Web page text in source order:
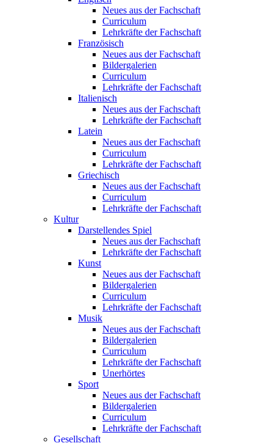
Neues aus der Fachschaft
Curriculum
Lehrkräfte der Fachschaft
Französisch
Neues aus der Fachschaft
Bildergalerien
Curriculum
Lehrkräfte der Fachschaft
Italienisch
Neues aus der Fachschaft
Lehrkräfte der Fachschaft
Latein
Neues aus der Fachschaft
Curriculum
Lehrkräfte der Fachschaft
Griechisch
Neues aus der Fachschaft
Curriculum
Lehrkräfte der Fachschaft
Kultur
Darstellendes Spiel
Neues aus der Fachschaft
Lehrkräfte der Fachschaft
Kunst
Neues aus der Fachschaft
Bildergalerien
Curriculum
Lehrkräfte der Fachschaft
Musik
Neues aus der Fachschaft
Bildergalerien
Curriculum
Lehrkräfte der Fachschaft
Unerhörtes
Sport
Neues aus der Fachschaft
Bildergalerien
Curriculum
Lehrkräfte der Fachschaft
Gesellschaft